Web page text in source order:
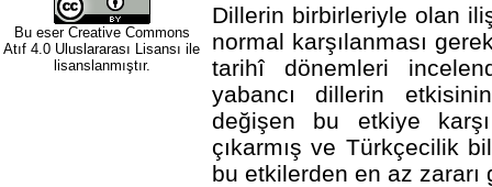
Bu eser Creative Commons
Atıf 4.0 Uluslararası Lisansı ile
lisanslanmıştır.
Dillerin birbirleriyle olan
normal karşılanması
tarihî dönemleri
yabancı dillerin
değişen bu etkiye
çıkarmış ve Türkçecilik
bu etkilerden en az zararı